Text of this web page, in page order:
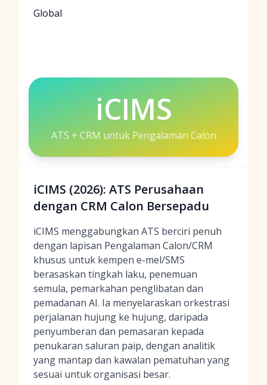
Global
iCIMS
ATS + CRM untuk Pengalaman Calon
iCIMS (2026): ATS Perusahaan
dengan CRM Calon Bersepadu
iCIMS menggabungkan ATS berciri penuh
dengan lapisan Pengalaman Calon/CRM
khusus untuk kempen e-mel/SMS
berasaskan tingkah laku, penemuan
semula, pemarkahan penglibatan dan
pemadanan AI. Ia menyelaraskan orkestrasi
perjalanan hujung ke hujung, daripada
penyumberan dan pemasaran kepada
penukaran saluran paip, dengan analitik
yang mantap dan kawalan pematuhan yang
sesuai untuk organisasi besar.